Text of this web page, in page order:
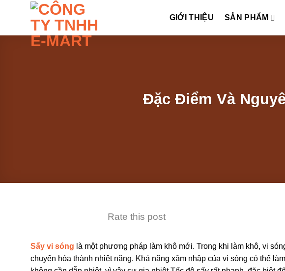
GIỚI THIỆU SẢN PHẨM
Đặc Điểm Và
Rate this post
Sấy vi sóng là một phương pháp làm khô mới. Trong khi làm khô, vi
chuyển hóa thành nhiệt năng. Khả năng xâm nhập của vi sóng có thể